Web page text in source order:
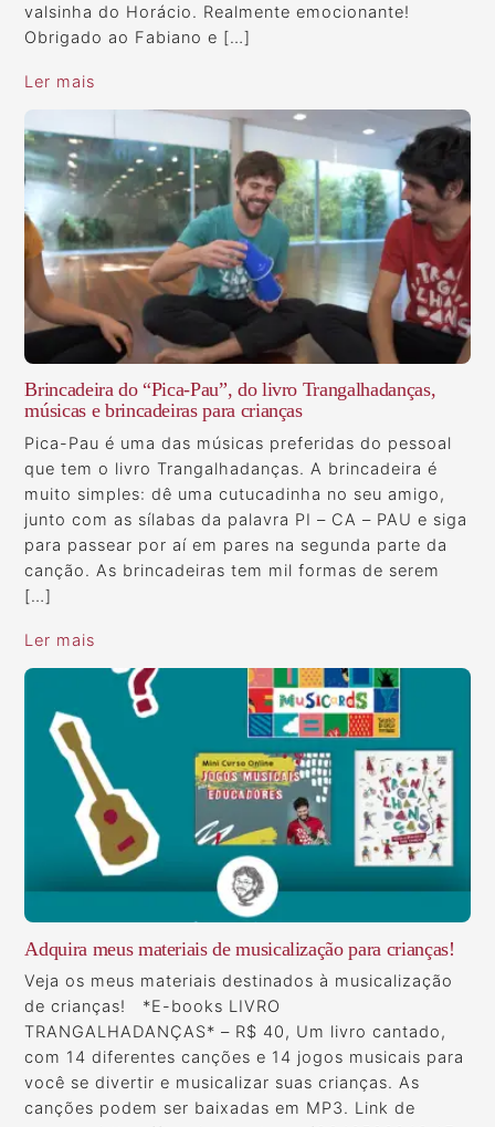
valsinha do Horácio. Realmente emocionante!
Obrigado ao Fabiano e […]
Ler mais
Brincadeira do “Pica-Pau”, do livro Trangalhadanças,
músicas e brincadeiras para crianças
Pica-Pau é uma das músicas preferidas do pessoal
que tem o livro Trangalhadanças. A brincadeira é
muito simples: dê uma cutucadinha no seu amigo,
junto com as sílabas da palavra PI – CA – PAU e siga
para passear por aí em pares na segunda parte da
canção. As brincadeiras tem mil formas de serem
[…]
Ler mais
Adquira meus materiais de musicalização para crianças!
Veja os meus materiais destinados à musicalização
de crianças! *E-books LIVRO
TRANGALHADANÇAS* – R$ 40, Um livro cantado,
com 14 diferentes canções e 14 jogos musicais para
você se divertir e musicalizar suas crianças. As
canções podem ser baixadas em MP3. Link de